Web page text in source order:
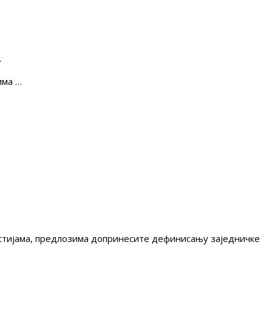
…
предлозима допринесите дефинисању заједничке